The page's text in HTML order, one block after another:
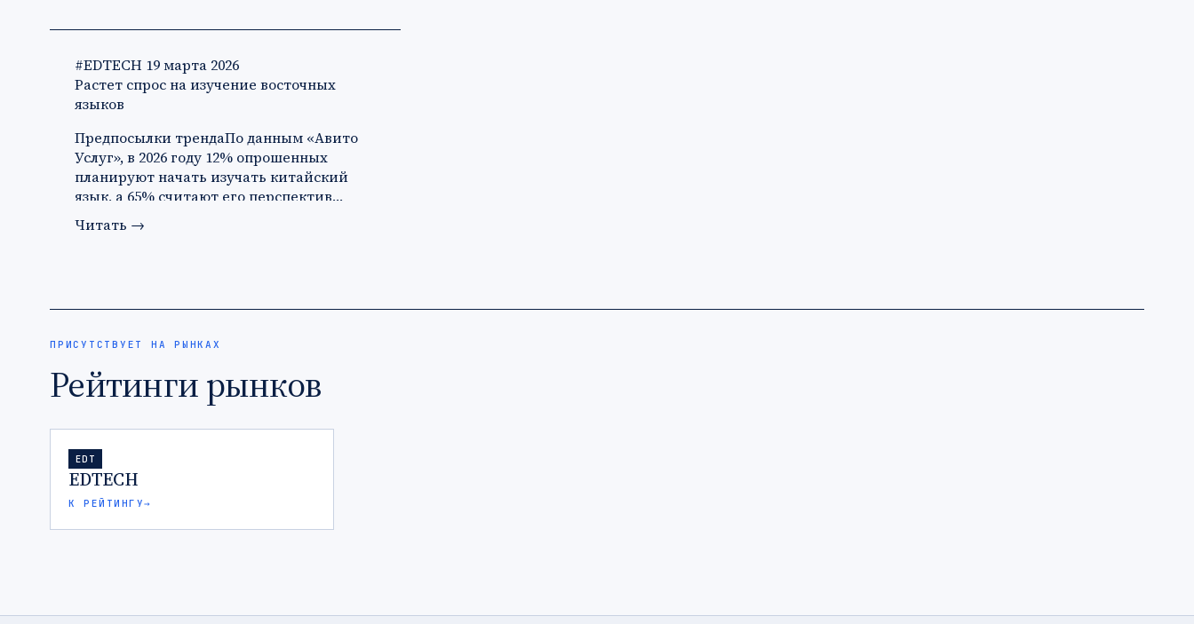
#EDTECH 19 марта 2026
Растет спрос на изучение восточных
языков
Предпосылки трендаПо данным «Авито
Услуг», в 2026 году 12% опрошенных
планируют начать изучать китайский
язык, а 65% считают его перспектив…
Читать →
ПРИСУТСТВУЕТ НА РЫНКАХ
Рейтинги рынков
EDT
EDTECH
К РЕЙТИНГУ→